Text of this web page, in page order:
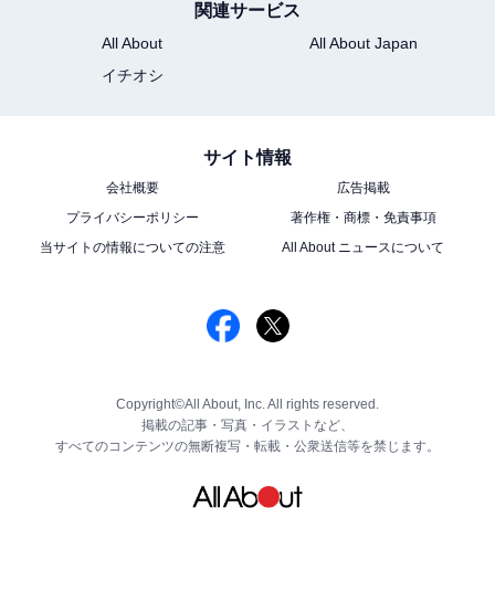
関連サービス
All About
All About Japan
イチオシ
サイト情報
会社概要
広告掲載
プライバシーポリシー
著作権・商標・免責事項
当サイトの情報についての注意
All About ニュースについて
Copyright©All About, Inc. All rights reserved.
掲載の記事・写真・イラストなど、
すべてのコンテンツの無断複写・転載・公衆送信等を禁じます。